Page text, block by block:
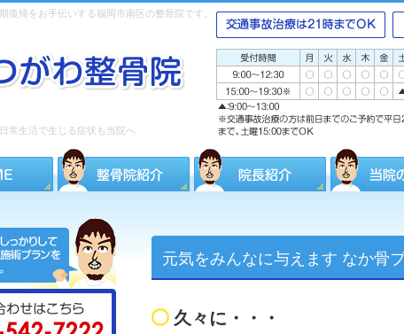
復帰をお手伝いする福岡市南区の整骨院です。
常生活で生じる症状も当院へ
元気をみんなに与えます なか骨
久々に・・・